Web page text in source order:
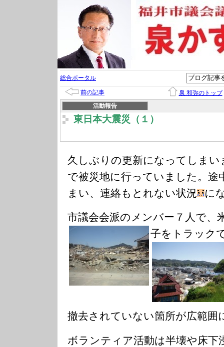
総合ポータル
前の記事
泉 和弥のトップ
活動報告
東日本大震災（１）
久しぶりの更新になってしまい
で被災地に行っていました。途
まい、連絡もとれない状況
に
市議会会派のメンバー７人で、
子をトラック
撤去されていない箇所が広範囲
ボランティア活動は半壊や床下